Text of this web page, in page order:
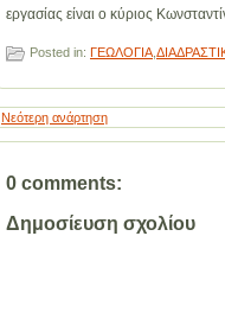
εργασίας είναι ο κύριος
Posted in: ΓΕΩΛΟΓΙΑ
Νεότερη ανάρτηση
0 comments:
Δημοσίευση σχολίου